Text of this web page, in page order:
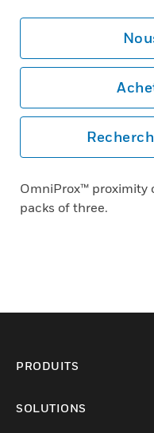
OmniProx™ proximity
packs of three.
PRODUITS
SOLUTIONS